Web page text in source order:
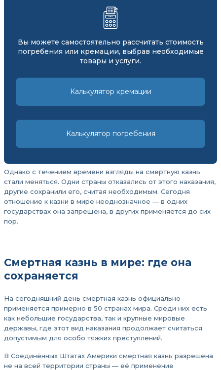
Вы можете самостоятельно рассчитать стоимость
погребения или кремации, выбрав необходимые
товары и услуги.
Калькулятор кремации
Калькулятор погребения
Однако с течением времени взгляды на смертную казнь
стали меняться. Одни страны отказались от этого наказания,
другие сохранили его, считая необходимым. Сегодня
отношение к казни в мире неоднозначное — в одних
государствах она запрещена, в других применяется до сих
пор.
Смертная казнь в мире: где она
сохраняется
На сегодняшний день смертная казнь официально
применяется примерно в 50 странах мира. Среди них есть
как небольшие государства, так и крупные мировые
державы, где этот вид наказания продолжает считаться
допустимым для особо тяжких преступлений.
В Соединённых Штатах Америки смертная казнь разрешена
не на всей территории страны — её применение